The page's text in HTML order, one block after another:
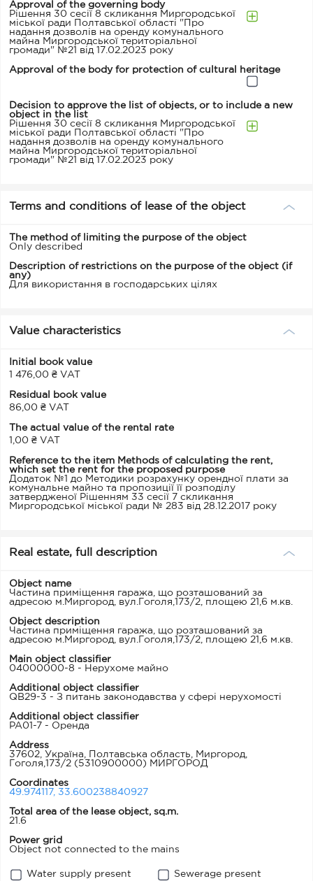
Approval of the governing body
Рішення 30 сесії 8 скликання Миргородської
міської ради Полтавської області "Про
надання дозволів на оренду комунального
майна Миргородської територіальної
громади" №21 від 17.02.2023 року
Approval of the body for protection of cultural heritage
Decision to approve the list of objects, or to include a new
object in the list
Рішення 30 сесії 8 скликання Миргородської
міської ради Полтавської області "Про
надання дозволів на оренду комунального
майна Миргородської територіальної
громади" №21 від 17.02.2023 року
Terms and conditions of lease of the object
The method of limiting the purpose of the object
Only described
Description of restrictions on the purpose of the object (if
any)
Для використання в господарських цілях
Value characteristics
Initial book value
1 476,00 ₴ VAT
Residual book value
86,00 ₴ VAT
The actual value of the rental rate
1,00 ₴ VAT
Reference to the item Methods of calculating the rent,
which set the rent for the proposed purpose
Додаток №1 до Методики розрахунку орендної плати за
комунальне майно та пропозиції її розподілу
затвердженої Рішенням 33 сесії 7 скликання
Миргородської міської ради № 283 від 28.12.2017 року
Real estate, full description
Object name
Частина приміщення гаража, що розташований за
адресою м.Миргород, вул.Гоголя,173/2, площею 21,6 м.кв.
Object description
Частина приміщення гаража, що розташований за
адресою м.Миргород, вул.Гоголя,173/2, площею 21,6 м.кв.
Main object classifier
04000000-8 - Нерухоме майно
Additional object classifier
QB29-3 - З питань законодавства у сфері нерухомості
Additional object classifier
PA01-7 - Оренда
Address
37602, Україна, Полтавська область, Миргород,
Гоголя,173/2 (5310900000) МИРГОРОД
Coordinates
49.974117, 33.600238840927
Total area of the lease object, sq.m.
21.6
Power grid
Object not connected to the mains
Water supply present Sewerage present